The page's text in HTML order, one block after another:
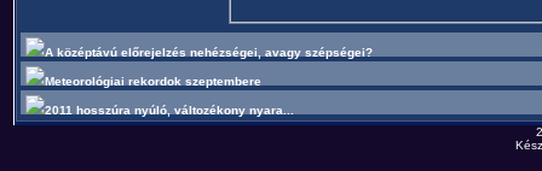
A középtávú előrejelzés nehézségei, avagy szépségei?
Meteorológiai rekordok szeptembere
2011 hosszúra nyúló, változékony nyara...